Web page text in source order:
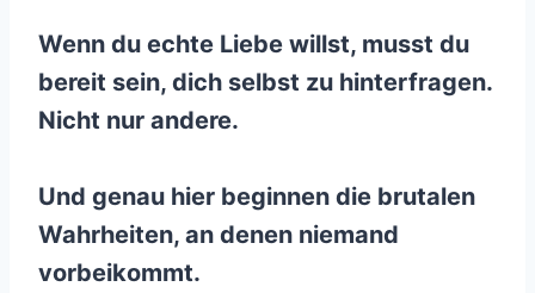
Wenn du echte Liebe willst, musst du
bereit sein, dich selbst zu hinterfragen.
Nicht nur andere.
Und genau hier beginnen die brutalen
Wahrheiten, an denen niemand
vorbeikommt.